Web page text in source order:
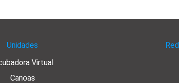
Unidades
Virtual
Canoas